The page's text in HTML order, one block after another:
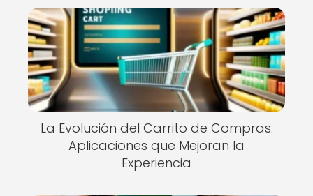
La Evolución del Carrito de Compras:
Aplicaciones que Mejoran la
Experiencia